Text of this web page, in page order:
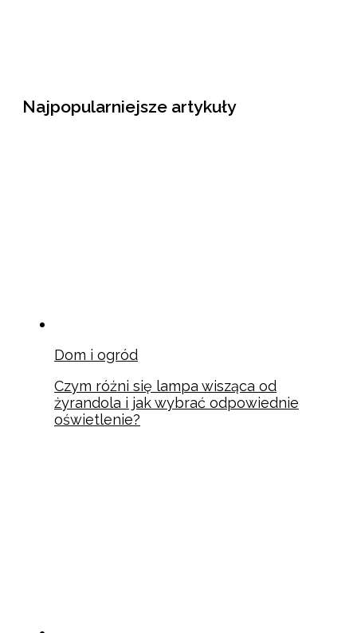
Najpopularniejsze artykuły
Dom i ogród
Czym różni się lampa wisząca od
żyrandola i jak wybrać odpowiednie
oświetlenie?